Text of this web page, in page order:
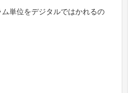
単位をデジタルではかれるの